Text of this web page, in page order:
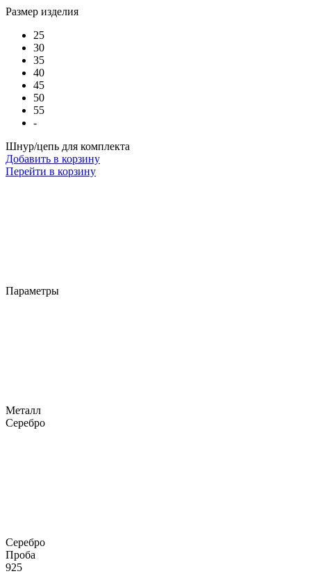
Размер изделия
25
30
35
40
45
50
55
-
Шнур/цепь для комплекта
Добавить в корзину
Перейти в корзину
Параметры
Металл
Серебро
Серебро
Проба
925